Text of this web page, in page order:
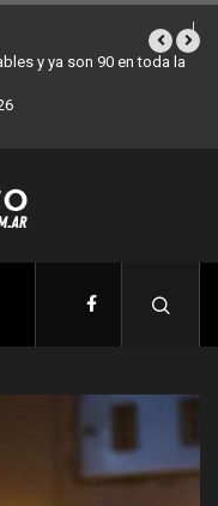
semana a Villa Devoto